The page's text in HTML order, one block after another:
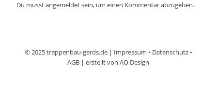
Du musstangemeldetsein, um einen Kommentar abzugeben.
© 2025 treppenbau-gerds.de | Impressum • Datenschutz•
AGB | erstellt vonAO Design